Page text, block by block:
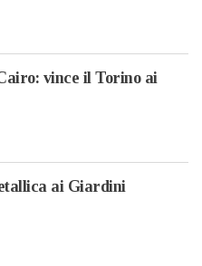
vince il Torino ai
ai Giardini